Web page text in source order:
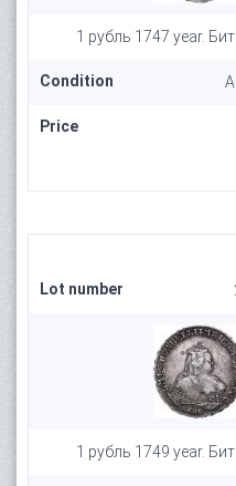
1 рубль 1747 year.
Condition
Price
Lot number
1 рубль 1749 year.